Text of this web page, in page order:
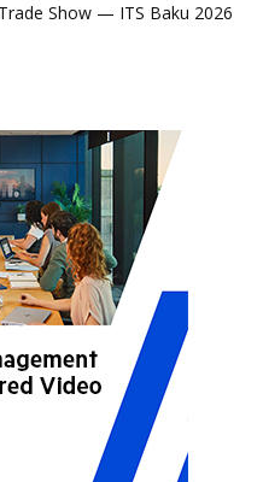
Show — ITS Baku 2026